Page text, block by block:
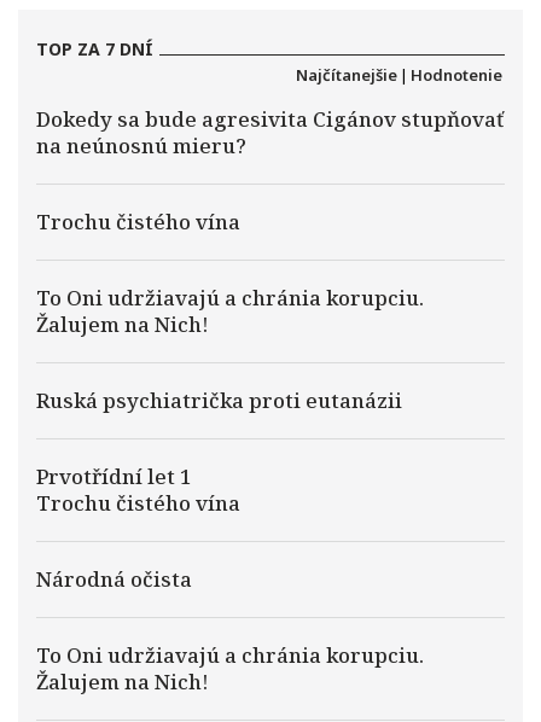
TOP ZA 7 DNÍ
Najčítanejšie | Hodnotenie
Dokedy sa bude agresivita Cigánov stupňovať
na neúnosnú mieru?
Trochu čistého vína
To Oni udržiavajú a chránia korupciu.
Žalujem na Nich!
Ruská psychiatrička proti eutanázii
Prvotřídní let 1
Trochu čistého vína
Národná očista
To Oni udržiavajú a chránia korupciu.
Žalujem na Nich!